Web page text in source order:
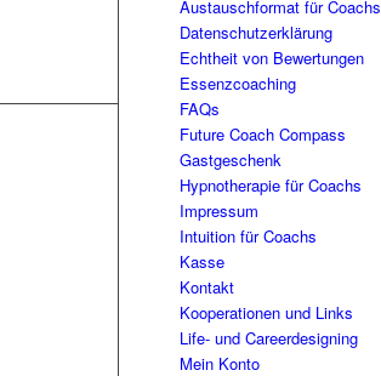
Austauschformat für Coachs
Datenschutzerklärung
Echtheit von Bewertungen
Essenzcoaching
FAQs
Future Coach Compass
Gastgeschenk
Hypnotherapie für Coachs
Impressum
Intuition für Coachs
Kasse
Kontakt
Kooperationen und Links
Life- und Careerdesigning
Mein Konto